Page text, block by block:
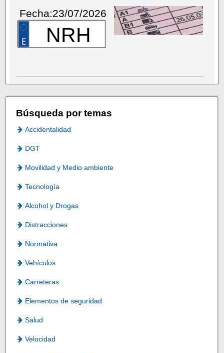
Fecha:23/07/2026
NRH
Búsqueda por temas
Accidentalidad
DGT
Movilidad y Medio ambiente
Tecnología
Alcohol y Drogas
Distracciones
Normativa
Vehículos
Carreteras
Elementos de seguridad
Salud
Velocidad